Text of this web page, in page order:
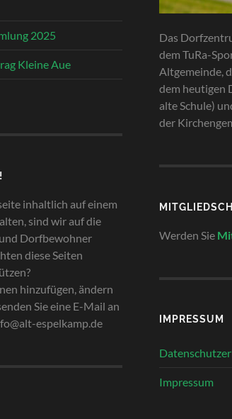
2025
Kleine Aue
inhaltlich auf einem
sind wir auf die
Dorfbewohner
diese Seiten
hinzufügen, ändern
Sie eine E-Mail an
espelkamp.de
Das
dem TuRa-
Altgemeinde,
dem heutigen
alte Schule)
der
Werden Sie
IMPRESSUM
Impressum